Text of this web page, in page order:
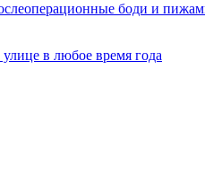
боди и
в любое время года